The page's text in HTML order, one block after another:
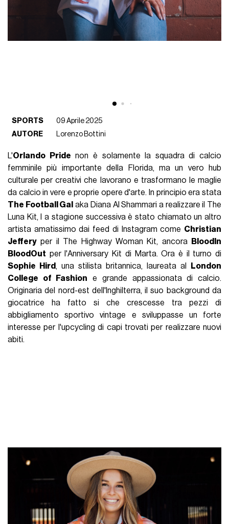
SPORTS
09 Aprile 2025
AUTORE
Lorenzo Bottini
L'Orlando Pride non è solamente la squadra di calcio
femminile più importante della Florida, ma un vero hub
culturale per creativi che lavorano e trasformano le maglie
da calcio in vere e proprie opere d'arte. In principio era stata
The Football Gal aka Diana Al Shammari a realizzare il The
Luna Kit, l a stagione successiva è stato chiamato un altro
artista amatissimo dai feed di Instagram come Christian
Jeffery per il The Highway Woman Kit, ancora
BloodIn
BloodOut per l'Anniversary Kit di Marta. Ora è il turno di
Sophie Hird , una stilista britannica, laureata al
London
College of Fashion e grande appassionata di calcio.
Originaria del nord-est dell'Inghilterra, il suo background da
giocatrice ha fatto si che crescesse tra pezzi di
abbigliamento sportivo vintage e sviluppasse un forte
interesse per l'upcycling di capi trovati per realizzare nuovi
abiti.